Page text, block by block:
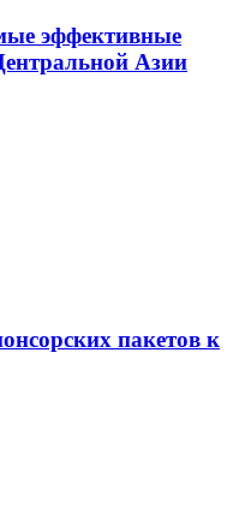
эффективные
Азии
пакетов к